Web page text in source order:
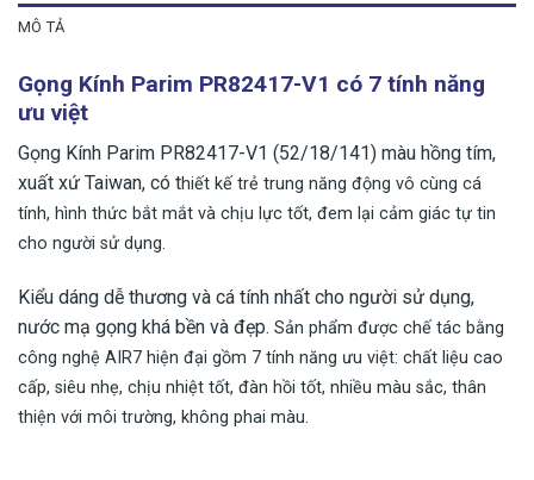
MÔ TẢ
Gọng Kính Parim PR82417-V1 có 7 tính năng
ưu việt
Gọng Kính Parim PR82417-V1 (52/18/141) màu hồng tím,
xuất xứ Taiwan, có thiết kế trẻ trung năng động vô cùng cá
tính, hình thức bắt mắt và chịu lực tốt, đem lại cảm giác tự tin
cho người sử dụng.
Kiểu dáng dễ thương và cá tính nhất cho người sử dụng,
nước mạ gọng khá bền và đẹp. Sản phẩm được chế tác bằng
công nghệ AIR7 hiện đại gồm 7 tính năng ưu việt: chất liệu cao
cấp, siêu nhẹ, chịu nhiệt tốt, đàn hồi tốt, nhiều màu sắc, thân
thiện với môi trường, không phai màu.